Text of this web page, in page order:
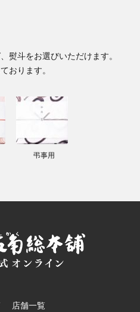
熨斗をお選びいただけます。
おります。
弔事用
店舗一覧